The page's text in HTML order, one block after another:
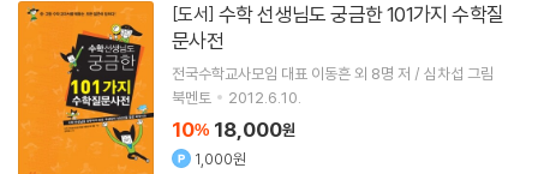
[도서]
문사전
전국수학교사모임 대표 이동흔 외 8명 저 / 심차섭 그림
북멘토
2012.6.10.
10% 18,000원
1,000원